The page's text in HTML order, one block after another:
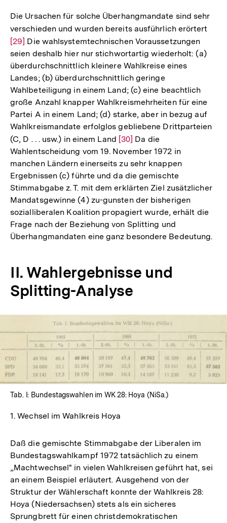
der
Fußnote
Die Ursachen für solche Überhangmandate sind sehr
verschieden und wurden bereits ausführlich erörtert
[29] Die wahlsystemtechnischen Voraussetzungen
seien deshalb hier nur stichwortartig wiederholt: (a)
überdurchschnittlich kleinere Wahlkreise eines
Landes; (b) überdurchschnittlich geringe
Wahlbeteiligung in einem Land; (c) eine beachtlich
große Anzahl knapper Wahlkreismehrheiten für eine
Partei A in einem Land; (d) starke, aber in bezug auf
Wahlkreismandate erfolglos gebliebene Drittparteien
(C, D . . . usw.) in einem Land Zur
Auflösung
der
Fußnote
[30] Da die
Wahlentscheidung vom 19. November 1972 in
manchen Ländern einerseits zu sehr knappen
Ergebnissen (c) führte und da die gemischte
Stimmabgabe z. T. mit dem erklärten Ziel zusätzlicher
Mandatsgewinne (4) zu-gunsten der bisherigen
sozialliberalen Koalition propagiert wurde, erhält die
Frage nach der Beziehung von Splitting und
Überhangmandaten eine ganz besondere Bedeutung.
II. Wahlergebnisse und
Splitting-Analyse
Lightbox
öffnen
Tab. I: Bundestagswahlen im WK 28: Hoya (NiSa.)
1. Wechsel im Wahlkreis Hoya
Daß die gemischte Stimmabgabe der Liberalen im
Bundestagswahlkampf 1972 tatsächlich zu einem
„Machtwechsel" in vielen Wahlkreisen geführt hat, sei
an einem Beispiel erläutert. Ausgehend von der
Struktur der Wählerschaft konnte der Wahlkreis 28:
Hoya (Niedersachsen) stets als ein sicheres
Sprungbrett für einen christdemokratischen